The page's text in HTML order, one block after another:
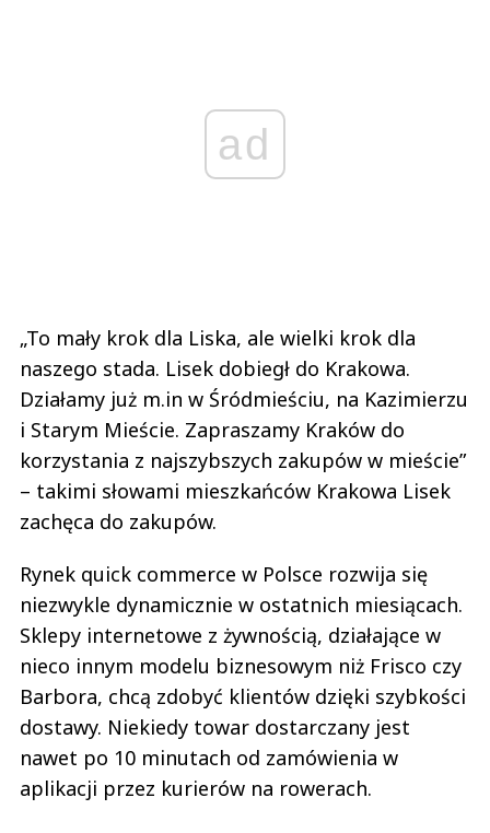
ad
„To mały krok dla Liska, ale wielki krok dla
naszego stada. Lisek dobiegł do Krakowa.
Działamy już m.in w Śródmieściu, na Kazimierzu
i Starym Mieście. Zapraszamy Kraków do
korzystania z najszybszych zakupów w mieście”
– takimi słowami mieszkańców Krakowa Lisek
zachęca do zakupów.
Rynek quick commerce w Polsce rozwija się
niezwykle dynamicznie w ostatnich miesiącach.
Sklepy internetowe z żywnością, działające w
nieco innym modelu biznesowym niż Frisco czy
Barbora, chcą zdobyć klientów dzięki szybkości
dostawy. Niekiedy towar dostarczany jest
nawet po 10 minutach od zamówienia w
aplikacji przez kurierów na rowerach.